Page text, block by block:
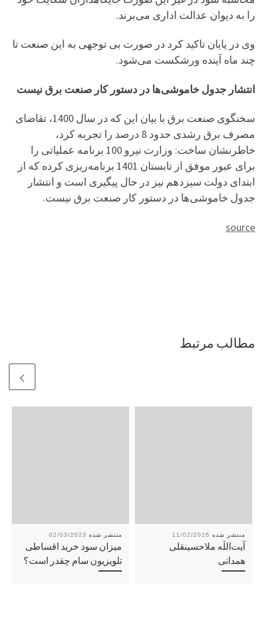
را به دیوان عدالت اداری می‌برند.
وی در پایان تاکید کرد در صورت بی توجهی به این صنعت تا
چند ماه آینده ورشکست می‌شود.
انتشار جدول خاموشی‌ها در دستور کار صنعت برق نیست
سخنگوی صنعت برق با بیان این که در سال 1400، تقاضای
مصرف برق رشدی حدود 8 درصد را تجربه کرد،
خاطرنشان ساخت: وزارت نیرو 100 برنامه عملیاتی را
برای عبور موفق از تابستان 1401 برنامه‌ریزی کرده که از
ابتدای دولت سیزدهم نیز در حال پیگیری است و انتشار
جدول خاموشی‌ها در دستور کار صنعت برق نیست.
source
مطالب مرتبط
02/03/2023
میزان سود خرید اقساطی
تلویزیون سام چقدر است؟
11/02/2026
آیت‌اللَه ملاحسینقلی
همدانی